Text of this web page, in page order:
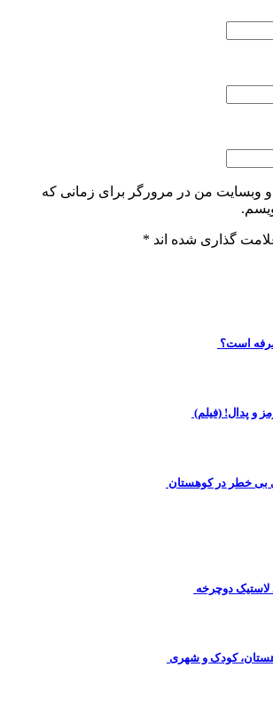
و وبسایت من در مرورگر برای زمانی که
گذاری شده اند *
صرفه است؟
و پدال! (فیلم)
بی خطر در کوهستان
لاستیک دوچرخه
کودک و شهری